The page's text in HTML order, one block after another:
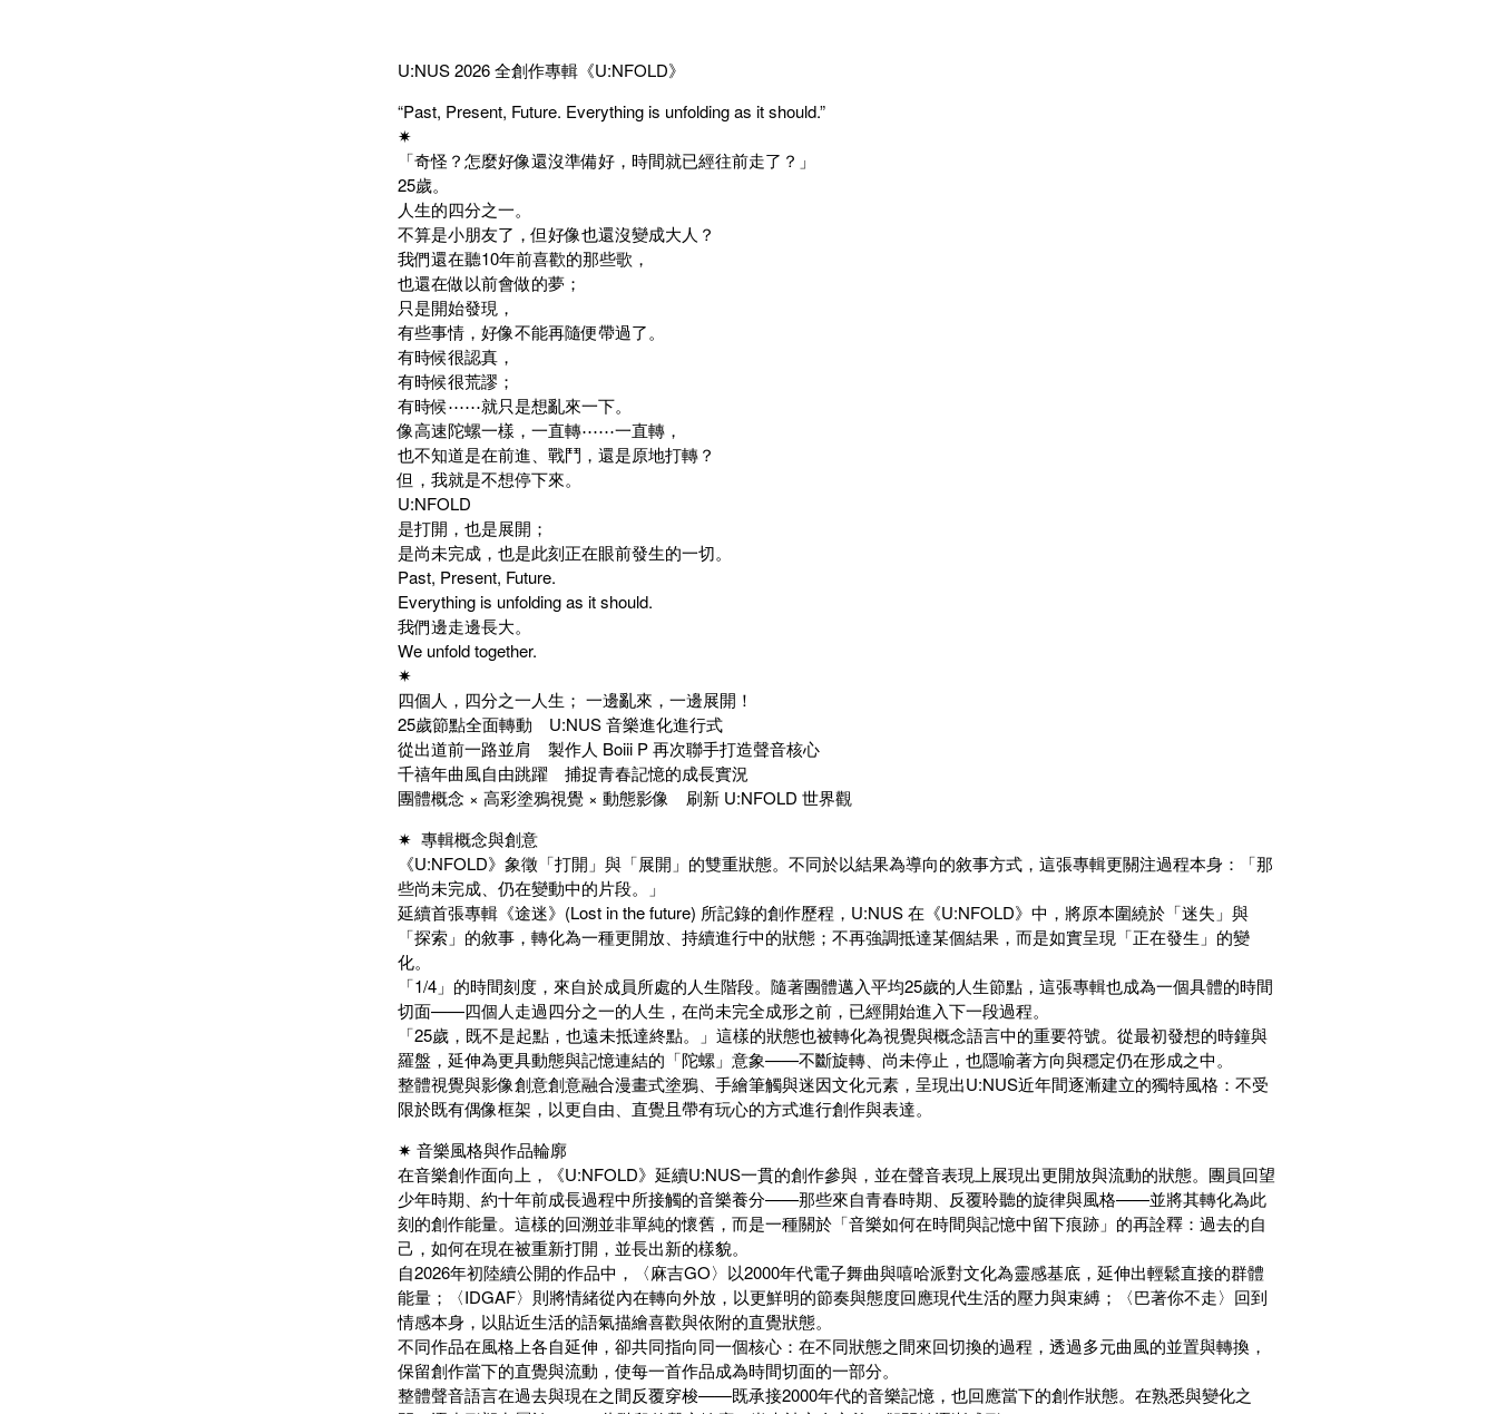
U:NUS 2026 全創作專輯《U:NFOLD》
“Past, Present, Future. Everything is unfolding as it should.”
✷
「奇怪？怎麼好像還沒準備好，時間就已經往前走了？」
25歲。
人生的四分之一。
不算是小朋友了，但好像也還沒變成大人？
我們還在聽10年前喜歡的那些歌，
也還在做以前會做的夢；
只是開始發現，
有些事情，好像不能再隨便帶過了。
有時候很認真，
有時候很荒謬；
有時候⋯⋯就只是想亂來一下。
像高速陀螺一樣，一直轉⋯⋯一直轉，
也不知道是在前進、戰鬥，還是原地打轉？
但，我就是不想停下來。
U:NFOLD
是打開，也是展開；
是尚未完成，也是此刻正在眼前發生的一切。
Past, Present, Future.
Everything is unfolding as it should.
我們邊走邊長大。
We unfold together.
✷
四個人，四分之一人生； 一邊亂來，一邊展開！
25歲節點全面轉動 U:NUS 音樂進化進行式
從出道前一路並肩 製作人 Boiii P 再次聯手打造聲音核心
千禧年曲風自由跳躍 捕捉青春記憶的成長實況
團體概念 × 高彩塗鴉視覺 × 動態影像 刷新 U:NFOLD 世界觀
✷ 專輯概念與創意
《U:NFOLD》象徵「打開」與「展開」的雙重狀態。不同於以結果為導向的敘事方式，這張專輯更關注過程本身：「那
些尚未完成、仍在變動中的片段。」
延續首張專輯《途迷》(Lost in the future) 所記錄的創作歷程，U:NUS 在《U:NFOLD》中，將原本圍繞於「迷失」與
「探索」的敘事，轉化為一種更開放、持續進行中的狀態；不再強調抵達某個結果，而是如實呈現「正在發生」的變
化。
「1/4」的時間刻度，來自於成員所處的人生階段。隨著團體邁入平均25歲的人生節點，這張專輯也成為一個具體的時間
切面——四個人走過四分之一的人生，在尚未完全成形之前，已經開始進入下一段過程。
「25歲，既不是起點，也遠未抵達終點。」這樣的狀態也被轉化為視覺與概念語言中的重要符號。從最初發想的時鐘與
羅盤，延伸為更具動態與記憶連結的「陀螺」意象——不斷旋轉、尚未停止，也隱喻著方向與穩定仍在形成之中。
整體視覺與影像創意創意融合漫畫式塗鴉、手繪筆觸與迷因文化元素，呈現出U:NUS近年間逐漸建立的獨特風格：不受
限於既有偶像框架，以更自由、直覺且帶有玩心的方式進行創作與表達。
✷ 音樂風格與作品輪廓
在音樂創作面向上，《U:NFOLD》延續U:NUS一貫的創作參與，並在聲音表現上展現出更開放與流動的狀態。團員回望
少年時期、約十年前成長過程中所接觸的音樂養分——那些來自青春時期、反覆聆聽的旋律與風格——並將其轉化為此
刻的創作能量。這樣的回溯並非單純的懷舊，而是一種關於「音樂如何在時間與記憶中留下痕跡」的再詮釋：過去的自
己，如何在現在被重新打開，並長出新的樣貌。
自2026年初陸續公開的作品中，〈麻吉GO〉以2000年代電子舞曲與嘻哈派對文化為靈感基底，延伸出輕鬆直接的群體
能量；〈IDGAF〉則將情緒從內在轉向外放，以更鮮明的節奏與態度回應現代生活的壓力與束縛；〈巴著你不走〉回到
情感本身，以貼近生活的語氣描繪喜歡與依附的直覺狀態。
不同作品在風格上各自延伸，卻共同指向同一個核心：在不同狀態之間來回切換的過程，透過多元曲風的並置與轉換，
保留創作當下的直覺與流動，使每一首作品成為時間切面的一部分。
整體聲音語言在過去與現在之間反覆穿梭——既承接2000年代的音樂記憶，也回應當下的創作狀態。在熟悉與變化之